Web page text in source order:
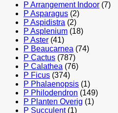
P Arrangement Indoor (7)
P Asparagus (2)
P Aspidistra (2)
P Asplenium (18)
P Aster (41)
P Beaucarnea (74)
P Cactus (787)
P Calathea (76)
P Ficus (374)
P Phalaenopsis (1)
P Philodendron (149)
P Planten Overig (1)
P Succulent (1)